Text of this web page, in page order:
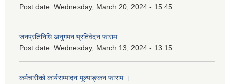
Post date: Wednesday, March 20, 2024 - 15:45
जनप्रतिनिधि अनुगमन प्रतिवेदन फाराम
Post date: Wednesday, March 13, 2024 - 13:15
कर्मचारीको कार्यसम्पादन मूल्याङ्कन फाराम ।